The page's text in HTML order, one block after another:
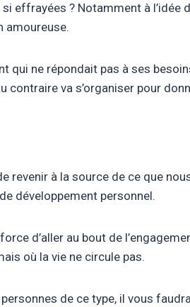
effrayées ? Notamment à
amoureuse.
qui ne répondait pas à ses
contraire va s’organiser pour
revenir à la source de ce que
développement personnel.
d’aller au bout de
où la vie ne circule pas.
de ce type, il vous